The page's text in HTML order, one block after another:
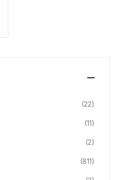
(22)
(11)
(2)
(811)